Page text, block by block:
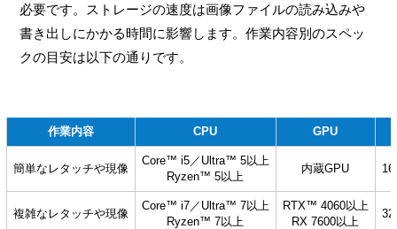
必要です。ストレージの速度は画像ファイルの読み込みや
書き出しにかかる時間に影響します。作業内容別のスペッ
クの目安は以下の通りです。
作業内容 CPU GPU
簡単なレタッチや現像
Core™ i5／Ultra™ 5以上
Ryzen™ 5以上
内蔵GPU
複雑なレタッチや現像
Core™ i7／Ultra™ 7以上
Ryzen™ 7以上
RTX™ 4060以上
RX 7600以上